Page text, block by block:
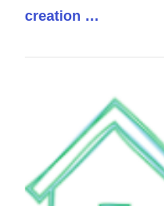
creation …